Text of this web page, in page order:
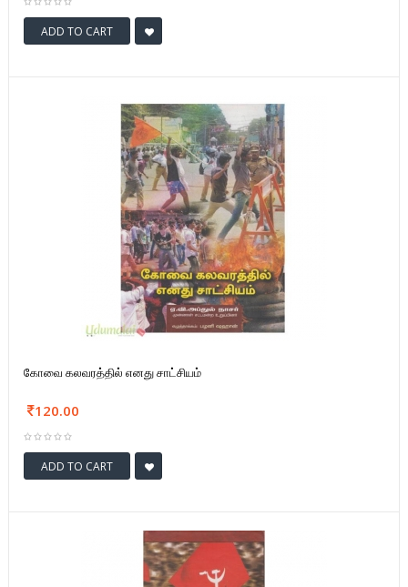
ADD TO CART
கோவை கலவரத்தில் எனது சாட்சியம்
120.00
ADD TO CART